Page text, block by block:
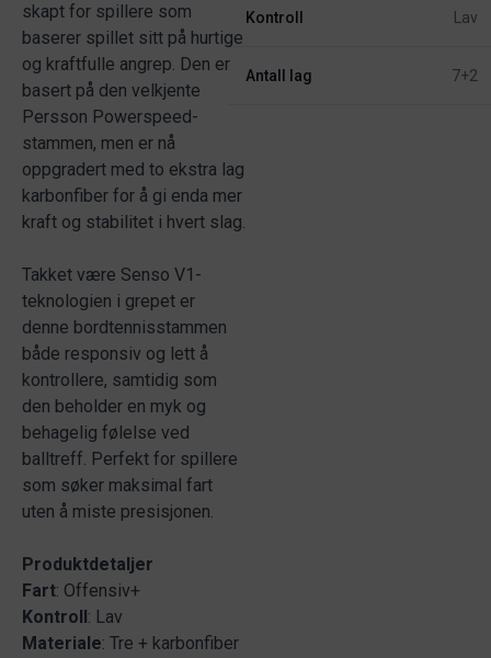
skapt for spillere som
baserer spillet sitt på hurtige
og kraftfulle angrep. Den er
basert på den velkjente
Persson Powerspeed-
stammen, men er nå
oppgradert med to ekstra lag
karbonfiber for å gi enda mer
kraft og stabilitet i hvert slag.
Takket være Senso V1-
teknologien i grepet er
denne bordtennisstammen
både responsiv og lett å
kontrollere, samtidig som
den beholder en myk og
behagelig følelse ved
balltreff. Perfekt for spillere
som søker maksimal fart
uten å miste presisjonen.
Produktdetaljer
Fart: Offensiv+
Kontroll: Lav
Materiale: Tre + karbonfiber
Kontroll Lav
Antall lag 7+2